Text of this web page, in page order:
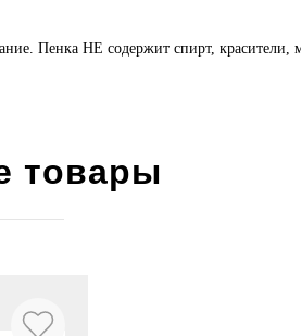
Пенка НЕ содержит спирт, красители,
товары